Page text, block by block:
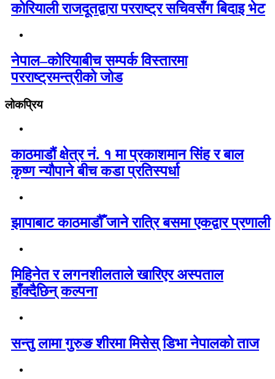
कोरियाली राजदूतद्वारा परराष्ट्र सचिवसँग बिदाइ भेट
नेपाल–कोरियाबीच सम्पर्क विस्तारमा
परराष्ट्रमन्त्रीको जोड
लोकप्रिय
काठमाडौं क्षेत्र नं. १ मा प्रकाशमान सिंह र बाल
कृष्ण न्यौपाने बीच कडा प्रतिस्पर्धा
झापाबाट काठमाडौँ जाने रात्रि बसमा एकद्वार प्रणाली
मिहिनेत र लगनशीलताले खारिएर अस्पताल
हाँक्दैछिन् कल्पना
सन्तु लामा गुरुङ शीरमा मिसेस् डिभा नेपालको ताज